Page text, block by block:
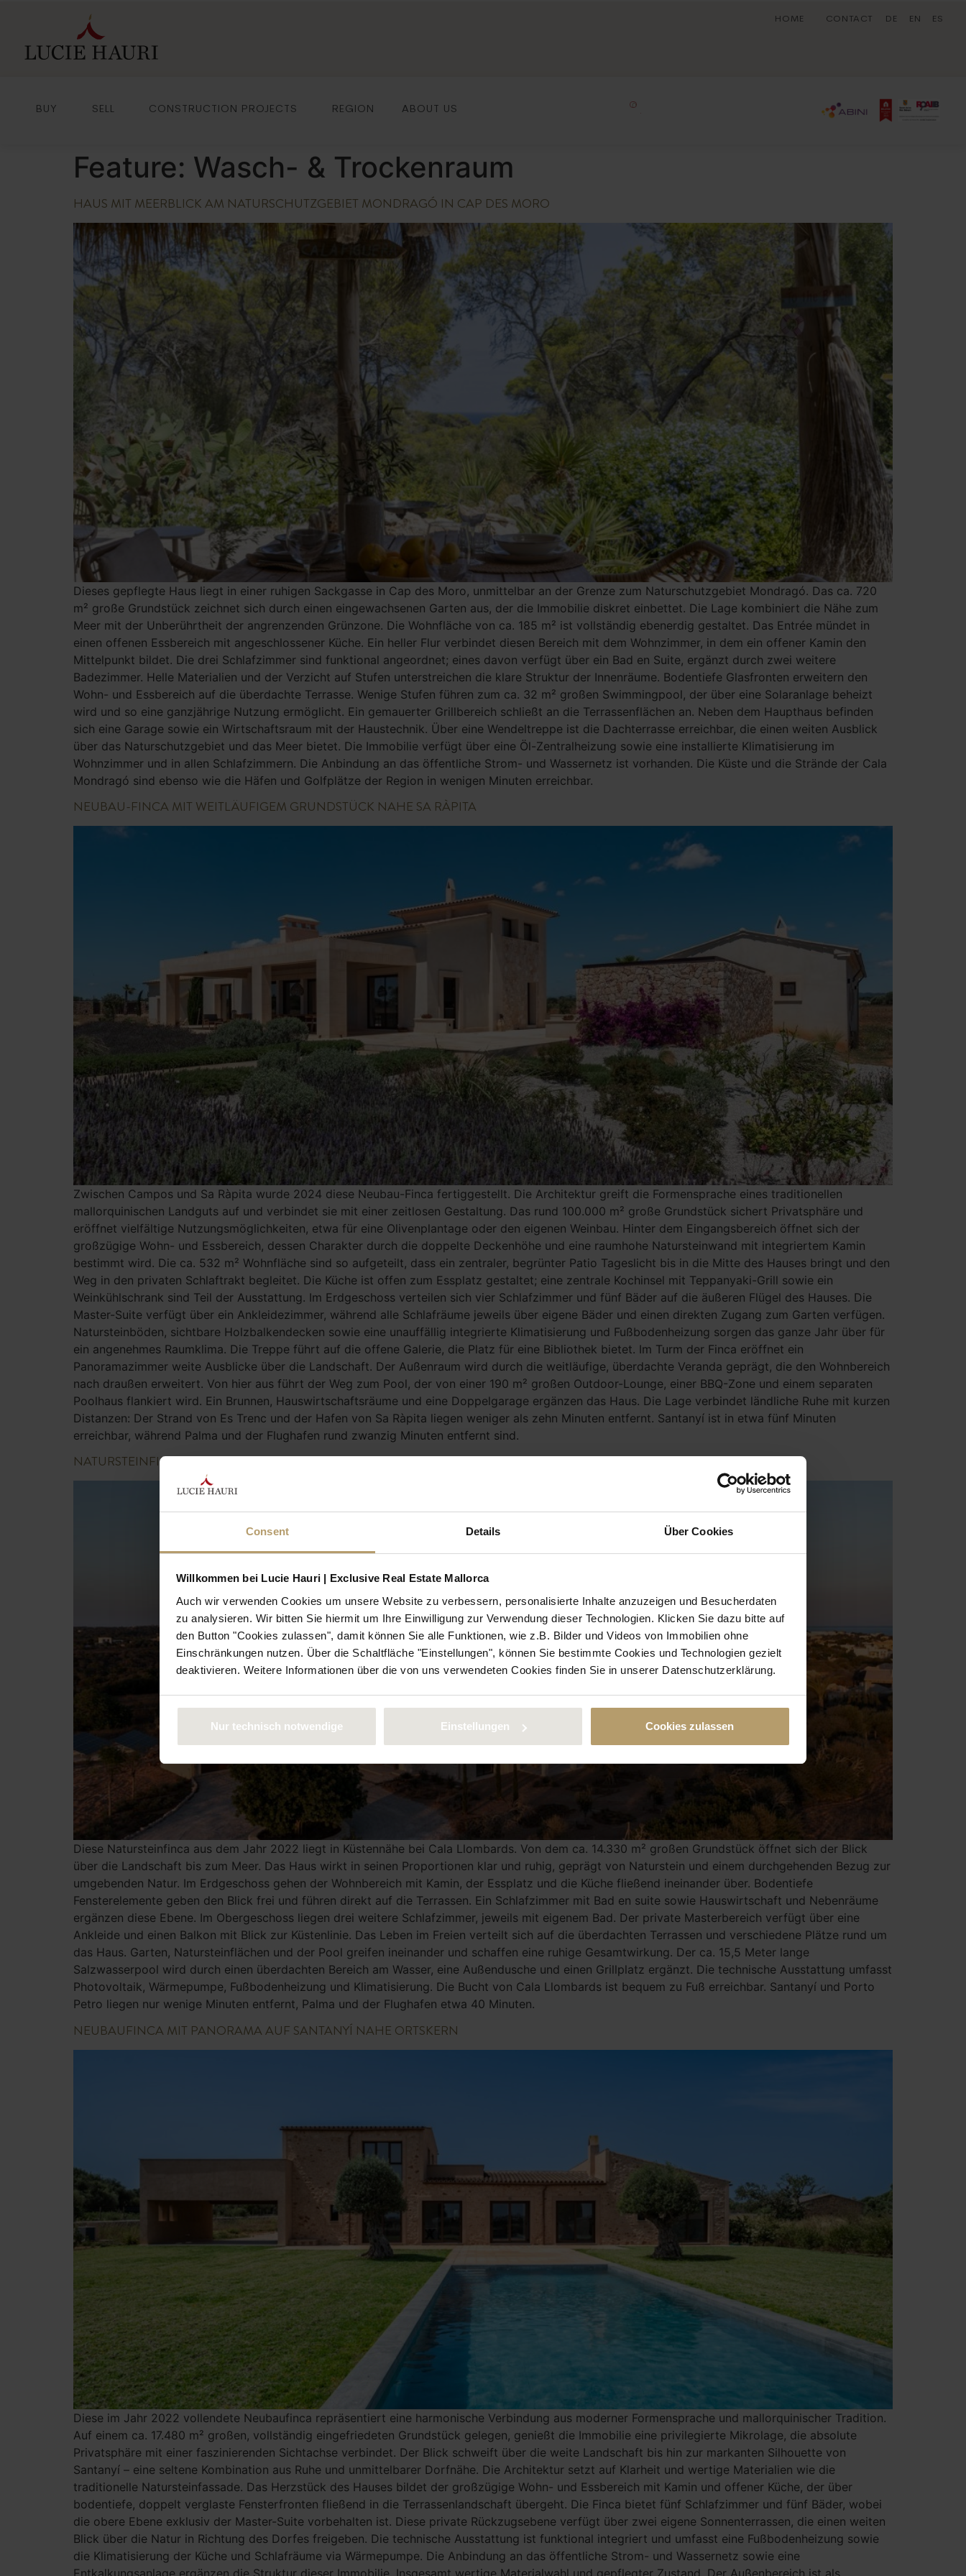
Consent Details Über Cookies
Willkommen bei Lucie Hauri | Exclusive Real Estate Mallorca
Auch wir verwenden Cookies um unsere Website zu verbessern, personalisierte Inhalte anzuzeigen und Besucherdaten
zu analysieren. Wir bitten Sie hiermit um Ihre Einwilligung zur Verwendung dieser Technologien. Klicken Sie dazu bitte auf
den Button "Cookies zulassen", damit können Sie alle Funktionen, wie z.B. Bilder und Videos von Immobilien ohne
Einschränkungen nutzen. Über die Schaltfläche "Einstellungen", können Sie bestimmte Cookies und Technologien gezielt
deaktivieren. Weitere Informationen über die von uns verwendeten Cookies finden Sie in unserer Datenschutzerklärung.
Nur technisch notwendige Einstellungen Cookies zulassen
DE EN ES
HOME CONTACT
BUY SELL CONSTRUCTION PROJECTS REGION ABOUT US 0
Feature: Wasch- & Trockenraum
HAUS MIT MEERBLICK AM NATURSCHUTZGEBIET MONDRAGÓ IN CAP DES MORO
Dieses gepflegte Haus liegt in einer ruhigen Sackgasse in Cap des Moro, unmittelbar an der Grenze zum Naturschutzgebiet Mondragó. Das ca. 720
m² große Grundstück zeichnet sich durch einen eingewachsenen Garten aus, der die Immobilie diskret einbettet. Die Lage kombiniert die Nähe zum
Meer mit der Unberührtheit der angrenzenden Grünzone. Die Wohnfläche von ca. 185 m² ist vollständig ebenerdig gestaltet. Das Entrée mündet in
einen offenen Essbereich mit angeschlossener Küche. Ein heller Flur verbindet diesen Bereich mit dem Wohnzimmer, in dem ein offener Kamin den
Mittelpunkt bildet. Die drei Schlafzimmer sind funktional angeordnet; eines davon verfügt über ein Bad en Suite, ergänzt durch zwei weitere
Badezimmer. Helle Materialien und der Verzicht auf Stufen unterstreichen die klare Struktur der Innenräume. Bodentiefe Glasfronten erweitern den
Wohn- und Essbereich auf die überdachte Terrasse. Wenige Stufen führen zum ca. 32 m² großen Swimmingpool, der über eine Solaranlage beheizt
wird und so eine ganzjährige Nutzung ermöglicht. Ein gemauerter Grillbereich schließt an die Terrassenflächen an. Neben dem Haupthaus befinden
sich eine Garage sowie ein Wirtschaftsraum mit der Haustechnik. Über eine Wendeltreppe ist die Dachterrasse erreichbar, die einen weiten Ausblick
über das Naturschutzgebiet und das Meer bietet. Die Immobilie verfügt über eine Öl-Zentralheizung sowie eine installierte Klimatisierung im
Wohnzimmer und in allen Schlafzimmern. Die Anbindung an das öffentliche Strom- und Wassernetz ist vorhanden. Die Küste und die Strände der Cala
Mondragó sind ebenso wie die Häfen und Golfplätze der Region in wenigen Minuten erreichbar.
NEUBAU-FINCA MIT WEITLÄUFIGEM GRUNDSTÜCK NAHE SA RÀPITA
Zwischen Campos und Sa Ràpita wurde 2024 diese Neubau-Finca fertiggestellt. Die Architektur greift die Formensprache eines traditionellen
mallorquinischen Landguts auf und verbindet sie mit einer zeitlosen Gestaltung. Das rund 100.000 m² große Grundstück sichert Privatsphäre und
eröffnet vielfältige Nutzungsmöglichkeiten, etwa für eine Olivenplantage oder den eigenen Weinbau. Hinter dem Eingangsbereich öffnet sich der
großzügige Wohn- und Essbereich, dessen Charakter durch die doppelte Deckenhöhe und eine raumhohe Natursteinwand mit integriertem Kamin
bestimmt wird. Die ca. 532 m² Wohnfläche sind so aufgeteilt, dass ein zentraler, begrünter Patio Tageslicht bis in die Mitte des Hauses bringt und den
Weg in den privaten Schlaftrakt begleitet. Die Küche ist offen zum Essplatz gestaltet; eine zentrale Kochinsel mit Teppanyaki-Grill sowie ein
Weinkühlschrank sind Teil der Ausstattung. Im Erdgeschoss verteilen sich vier Schlafzimmer und fünf Bäder auf die äußeren Flügel des Hauses. Die
Master-Suite verfügt über ein Ankleidezimmer, während alle Schlafräume jeweils über eigene Bäder und einen direkten Zugang zum Garten verfügen.
Natursteinböden, sichtbare Holzbalkendecken sowie eine unauffällig integrierte Klimatisierung und Fußbodenheizung sorgen das ganze Jahr über für
ein angenehmes Raumklima. Die Treppe führt auf die offene Galerie, die Platz für eine Bibliothek bietet. Im Turm der Finca eröffnet ein
Panoramazimmer weite Ausblicke über die Landschaft. Der Außenraum wird durch die weitläufige, überdachte Veranda geprägt, die den Wohnbereich
nach draußen erweitert. Von hier aus führt der Weg zum Pool, der von einer 190 m² großen Outdoor-Lounge, einer BBQ-Zone und einem separaten
Poolhaus flankiert wird. Ein Brunnen, Hauswirtschaftsräume und eine Doppelgarage ergänzen das Haus. Die Lage verbindet ländliche Ruhe mit kurzen
Distanzen: Der Strand von Es Trenc und der Hafen von Sa Ràpita liegen weniger als zehn Minuten entfernt. Santanyí ist in etwa fünf Minuten
erreichbar, während Palma und der Flughafen rund zwanzig Minuten entfernt sind.
NATURSTEINFINCA MIT MEERBLICK NAHE DER BUCHT VON CALA LLOMBARDS
Diese Natursteinfinca aus dem Jahr 2022 liegt in Küstennähe bei Cala Llombards. Von dem ca. 14.330 m² großen Grundstück öffnet sich der Blick
über die Landschaft bis zum Meer. Das Haus wirkt in seinen Proportionen klar und ruhig, geprägt von Naturstein und einem durchgehenden Bezug zur
umgebenden Natur. Im Erdgeschoss gehen der Wohnbereich mit Kamin, der Essplatz und die Küche fließend ineinander über. Bodentiefe
Fensterelemente geben den Blick frei und führen direkt auf die Terrassen. Ein Schlafzimmer mit Bad en suite sowie Hauswirtschaft und Nebenräume
ergänzen diese Ebene. Im Obergeschoss liegen drei weitere Schlafzimmer, jeweils mit eigenem Bad. Der private Masterbereich verfügt über eine
Ankleide und einen Balkon mit Blick zur Küstenlinie. Das Leben im Freien verteilt sich auf die überdachten Terrassen und verschiedene Plätze rund um
das Haus. Garten, Natursteinflächen und der Pool greifen ineinander und schaffen eine ruhige Gesamtwirkung. Der ca. 15,5 Meter lange
Salzwasserpool wird durch einen überdachten Bereich am Wasser, eine Außendusche und einen Grillplatz ergänzt. Die technische Ausstattung umfasst
Photovoltaik, Wärmepumpe, Fußbodenheizung und Klimatisierung. Die Bucht von Cala Llombards ist bequem zu Fuß erreichbar. Santanyí und Porto
Petro liegen nur wenige Minuten entfernt, Palma und der Flughafen etwa 40 Minuten.
NEUBAUFINCA MIT PANORAMA AUF SANTANYÍ NAHE ORTSKERN
Diese im Jahr 2022 vollendete Neubaufinca repräsentiert eine harmonische Verbindung aus moderner Formensprache und mallorquinischer Tradition.
Auf einem ca. 17.480 m² großen, vollständig eingefriedeten Grundstück gelegen, genießt die Immobilie eine privilegierte Mikrolage, die absolute
Privatsphäre mit einer faszinierenden Sichtachse verbindet. Der Blick schweift über die weite Landschaft bis hin zur markanten Silhouette von
Santanyí – eine seltene Kombination aus Ruhe und unmittelbarer Dorfnähe. Die Architektur setzt auf Klarheit und wertige Materialien wie die
traditionelle Natursteinfassade. Das Herzstück des Hauses bildet der großzügige Wohn- und Essbereich mit Kamin und offener Küche, der über
bodentiefe, doppelt verglaste Fensterfronten fließend in die Terrassenlandschaft übergeht. Die Finca bietet fünf Schlafzimmer und fünf Bäder, wobei
die obere Ebene exklusiv der Master-Suite vorbehalten ist. Diese private Rückzugsebene verfügt über zwei eigene Sonnenterrassen, die einen weiten
Blick über die Natur in Richtung des Dorfes freigeben. Die technische Ausstattung ist funktional integriert und umfasst eine Fußbodenheizung sowie
die Klimatisierung der Küche und Schlafräume via Wärmepumpe. Die Anbindung an das öffentliche Strom- und Wassernetz sowie eine
Entkalkungsanlage ergänzen die Struktur dieser Immobilie. Insgesamt wertige Materialwahl und gepflegter Zustand. Der Außenbereich ist als